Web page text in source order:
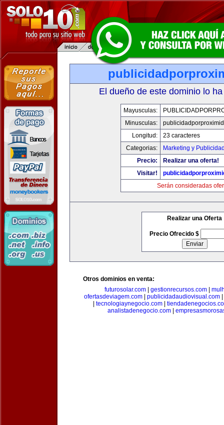
El dueño de este dominio lo
Mayusculas:
Minusculas:
Longitud:
23 caracteres
Categorias:
Marketing y
Precio:
Realizar una oferta!
Visitar!
Serán consideradas
Realizar una Oferta
Precio Ofrecido $
Otros dominios en venta:
futurosolar.com| gestionrecursos.com|
ofertasdeviagem.com| publicidadaudiovisual.com|
tecnologiaynegocio.com
analistadenegocio.com